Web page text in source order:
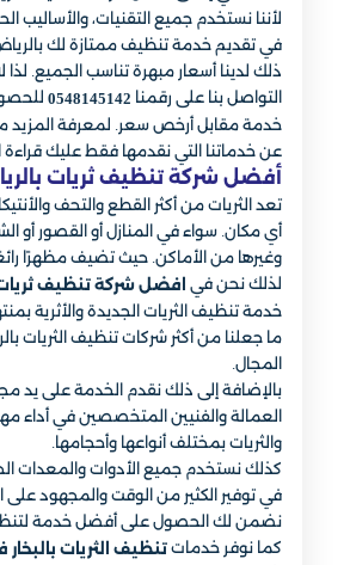
لأننا نستخدم جميع التقنيات، والأساليب
في تقديم خدمة تنظيف ممتازة لك
ذلك لدينا أسعار مبهرة تناسب الجميع. لذا
التواصل بنا على رقمنا 0548145142
خدمة مقابل أرخص سعر. لمعرفة المزيد
عن خدماتنا التي نقدمها فقط عليك قراءة
أفضل شركة تنظيف ثريات
تعد الثريات من أكثر القطع والتحف
أي مكان. سواء في المنازل أو القصور أو
وغيرها من الأماكن. حيث تضيف مظهرًا
لذلك نحن في افضل شركة تنظيف
خدمة تنظيف الثريات الجديدة والأثرية
ما جعلنا من أكثر شركات تنظيف الثريات
المجال.
بالإضافة إلى ذلك نقدم الخدمة على يد
العمالة والفنيين المتخصصين في أداء
والثريات بمختلف أنواعها وأحجامها.
كذلك نستخدم جميع الأدوات والمعدات
في توفير الكثير من الوقت والمجهود على
نضمن لك الحصول على أفضل خدمة
كما نوفر خدمات تنظيف الثريات بالبخار